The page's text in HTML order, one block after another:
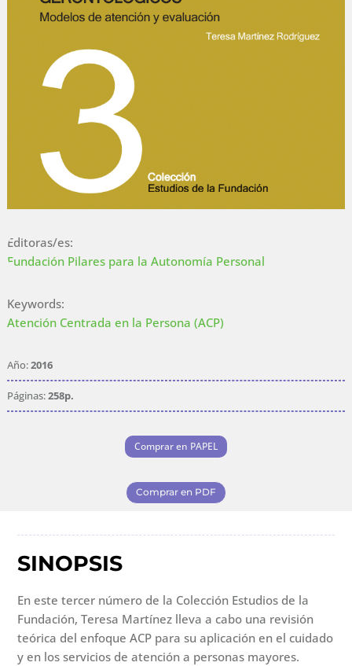
Editoras/es:
Fundación Pilares para la Autonomía Personal
Keywords:
Atención Centrada en la Persona (ACP)
Año:2016
Páginas:258p.
Comprar en PAPEL
Comprar en PDF
SINOPSIS
En este tercer número de la Colección Estudios de la
Fundación, Teresa Martínez lleva a cabo una revisión
teórica del enfoque ACP para su aplicación en el cuidado
y en los servicios de atención a personas mayores.